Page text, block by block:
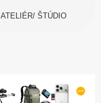
ATELIÉR/ ŠTÚDIO